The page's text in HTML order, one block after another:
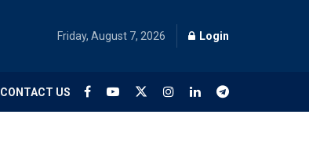
Friday, August 7, 2026 Login
CONTACT US